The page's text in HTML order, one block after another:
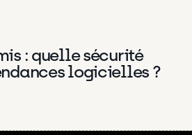
: quelle sécurité
logicielles ?